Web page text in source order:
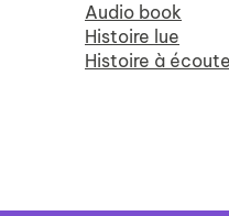
Audio book
Histoire lue
Histoire à